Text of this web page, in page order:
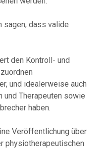
sagen, dass valide
den Kontroll- und
und idealerweise auch
und Therapeuten sowie
haben.
Veröffentlichung über
physiotherapeutischen